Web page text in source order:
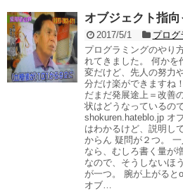
オブジェクト指
2017/5/1 プログ
プログラミングのやり
れてきました。 何かを
変だけど、先人の努力
分だけ楽ができますね
だまだ発展途上＝改善
状はどうなっているの
shokuren.hateblo.jp オ
はわかるけど、説明し
からん 疑問が２つ。
なら、むしろ書く量が
なので、そうしないほ
が一つ。 腕が上がると
オブ…